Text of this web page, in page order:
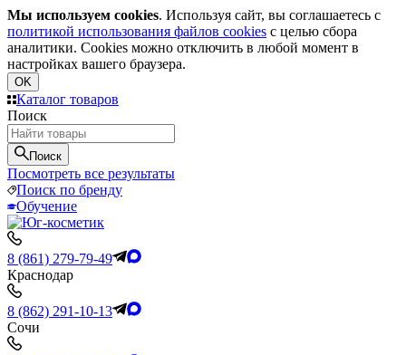
Мы используем cookies. Используя сайт, вы соглашаетесь с
политикой использования файлов cookies с целью сбора
аналитики. Cookies можно отключить в любой момент в
настройках вашего браузера.
OK
Каталог товаров
Поиск
Поиск
Посмотреть все результаты
Поиск по бренду
Обучение
8 (861) 279-79-49
Краснодар
8 (862) 291-10-13
Сочи